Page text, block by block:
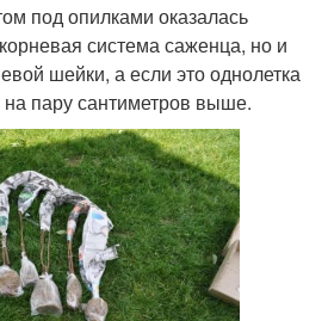
под опилками оказалась
система саженца, но и
шейки, а если это однолетка
на пару сантиметров выше.